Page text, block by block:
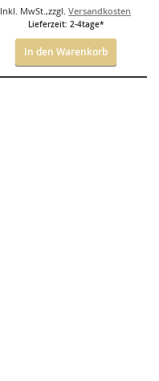
Inkl. MwSt.,zzgl.Versandkosten
Lieferzeit: 2-4tage*
In den Warenkorb